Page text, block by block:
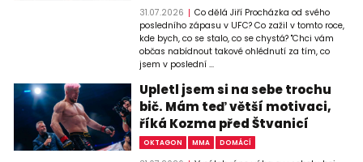
31.07.2026
Co dělá Jiří Procházka od svého
posledního zápasu v UFC? Co zažil v tomto roce,
kde bych, co se stalo, co se chystá? "Chci vám
občas nabídnout takové ohlédnutí za tím, co
jsem v poslední ...
Upletl jsem si na sebe trochu
bič. Mám teď větší motivaci,
říká Kozma před Štvanicí
OKTAGON MMA DOMÁCÍ